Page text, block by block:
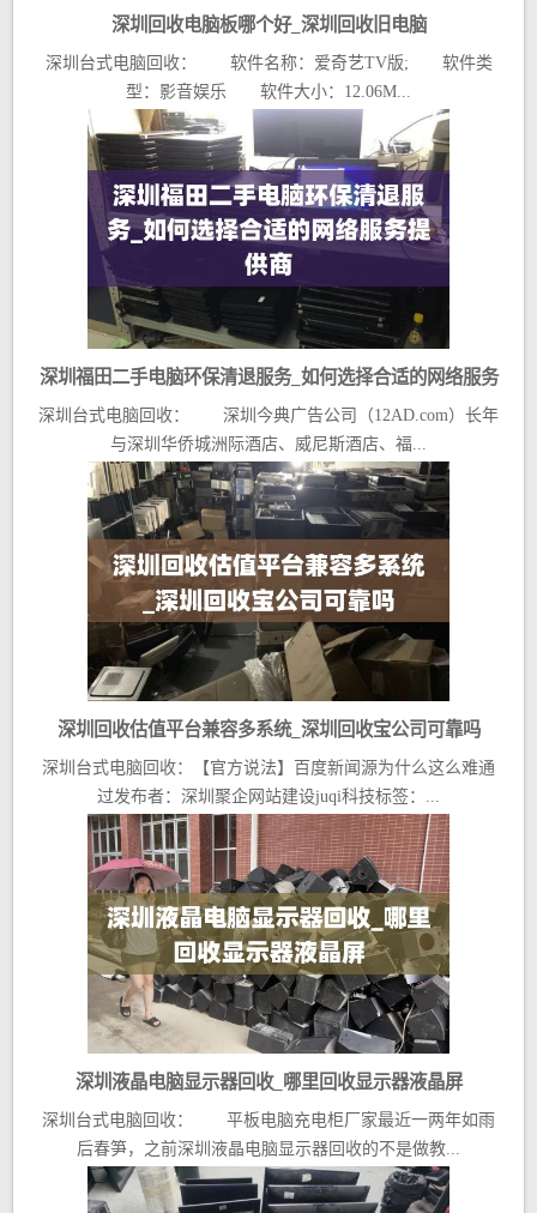
深圳回收电脑板哪个好_深圳回收旧电脑
深圳台式电脑回收： 软件名称：爱奇艺TV版; 软件类
型：影音娱乐 软件大小：12.06M...
深圳福田二手电脑环保清退服务_如何选择合适的网络服务
提供商
深圳台式电脑回收： 深圳今典广告公司（12AD.com）长年
与深圳华侨城洲际酒店、威尼斯酒店、福...
深圳回收估值平台兼容多系统_深圳回收宝公司可靠吗
深圳台式电脑回收：【官方说法】百度新闻源为什么这么难通
过发布者：深圳聚企网站建设juqi科技标签：...
深圳液晶电脑显示器回收_哪里回收显示器液晶屏
深圳台式电脑回收： 平板电脑充电柜厂家最近一两年如雨
后春笋，之前深圳液晶电脑显示器回收的不是做教...